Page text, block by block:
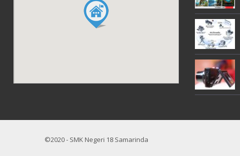
©2020 - SMK Negeri 18 Samarinda